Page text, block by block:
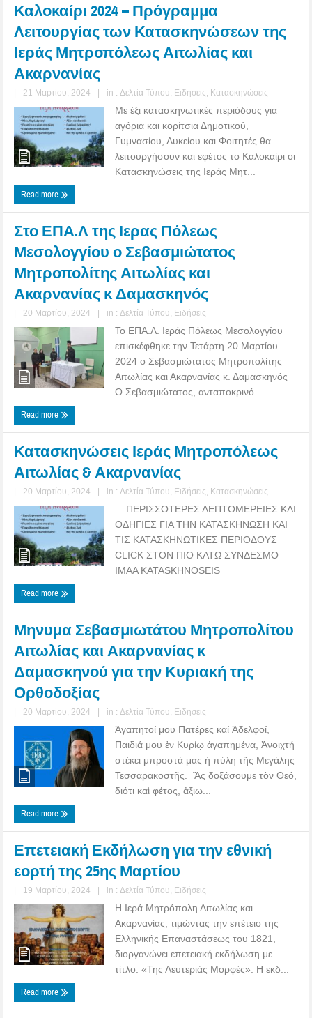
Καλοκαίρι 2024 – Πρόγραμμα
Λειτουργίας των Κατασκηνώσεων της
Ιεράς Μητροπόλεως Αιτωλίας και
Ακαρνανίας
| 21 Μαρτίου, 2024 | in : Δελτία Τύπου Ειδήσεις Κατασκηνώσεις
Με έξι κατασκηνωτικές περιόδους για
αγόρια και κορίτσια Δημοτικού,
Γυμνασίου, Λυκείου και Φοιτητές θα
λειτουργήσουν και εφέτος το Καλοκαίρι οι
Κατασκηνώσεις της Ιεράς Μητ...
Read more
Στο ΕΠΑ.Λ της Ιερας Πόλεως
Μεσολογγίου ο Σεβασμιώτατος
Μητροπολίτης Αιτωλίας και
Ακαρνανίας κ Δαμασκηνός
| 20 Μαρτίου, 2024 | in : Δελτία Τύπου Ειδήσεις
Το ΕΠΑ.Λ. Ιεράς Πόλεως Μεσολογγίου
επισκέφθηκε την Τετάρτη 20 Μαρτίου
2024 ο Σεβασμιώτατος Μητροπολίτης
Αιτωλίας και Ακαρνανίας κ. Δαμασκηνός
Ο Σεβασμιώτατος, ανταποκρινό...
Read more
Κατασκηνώσεις Ιεράς Μητροπόλεως
Αιτωλίας & Ακαρνανίας
| 20 Μαρτίου, 2024 | in : Δελτία Τύπου Ειδήσεις Κατασκηνώσεις
ΠΕΡΙΣΣΟΤΕΡΕΣ ΛΕΠΤΟΜΕΡΕΙΕΣ ΚΑΙ
ΟΔΗΓΙΕΣ ΓΙΑ ΤΗΝ ΚΑΤΑΣΚΗΝΩΣΗ ΚΑΙ
ΤΙΣ ΚΑΤΑΣΚΗΝΩΤΙΚΕΣ ΠΕΡΙΟΔΟΥΣ
CLICK ΣΤΟΝ ΠΙΟ ΚΑΤΩ ΣΥΝΔΕΣΜΟ
IMAA KATASKHNOSEIS
Read more
Μηνυμα Σεβασμιωτάτου Μητροπολίτου
Αιτωλίας και Ακαρνανίας κ
Δαμασκηνού για την Κυριακή της
Ορθοδοξίας
| 20 Μαρτίου, 2024 | in : Δελτία Τύπου Ειδήσεις
Ἀγαπητοί μου Πατέρες καί Ἀδελφοί,
Παιδιά μου ἐν Κυρίῳ ἀγαπημένα, Ἀνοιχτή
στέκει μπροστά μας ἡ πύλη τῆς Μεγάλης
Τεσσαρακοστῆς. Ἄς δοξάσουμε τὸν Θεό,
διότι καὶ φέτος, ἀξιω...
Read more
Επετειακή Εκδήλωση για την εθνική
εορτή της 25ης Μαρτίου
| 19 Μαρτίου, 2024 | in : Δελτία Τύπου Ειδήσεις
Η Ιερά Μητρόπολη Αιτωλίας και
Ακαρνανίας, τιμώντας την επέτειο της
Ελληνικής Επαναστάσεως του 1821,
διοργανώνει επετειακή εκδήλωση με
τίτλο: «Της Λευτεριάς Μορφές». Η εκδ...
Read more